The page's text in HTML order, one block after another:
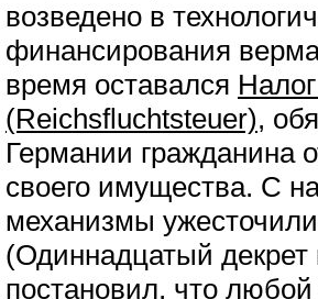
возведено в
финансирования
время оставался
(Reichsfluchtsteuer),
Германии гражданина
своего имущества. С
механизмы
(Одиннадцатый декрет
постановил, что